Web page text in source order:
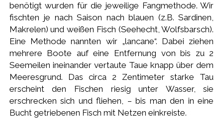
benötigt wurden für die jeweilige Fangmethode. Wir
fischten je nach Saison nach blauen (z.B. Sardinen,
Makrelen) und weißen Fisch (Seehecht, Wolfsbarsch).
Eine Methode nannten wir „lancane“. Dabei ziehen
mehrere Boote auf eine Entfernung von bis zu 2
Seemeilen ineinander vertaute Taue knapp über dem
Meeresgrund. Das circa 2 Zentimeter starke Tau
erscheint den Fischen riesig unter Wasser, sie
erschrecken sich und fliehen, – bis man den in eine
Bucht getriebenen Fisch mit Netzen einkreiste.